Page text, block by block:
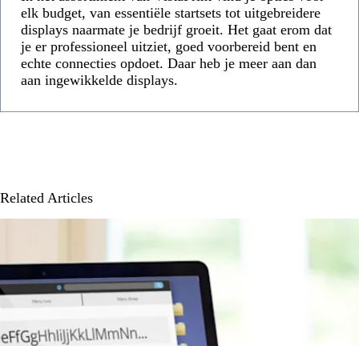
elk budget, van essentiële startsets tot uitgebreidere
displays naarmate je bedrijf groeit. Het gaat erom dat
je er professioneel uitziet, goed voorbereid bent en
echte connecties opdoet. Daar heb je meer aan dan
aan ingewikkelde displays.
Related Articles